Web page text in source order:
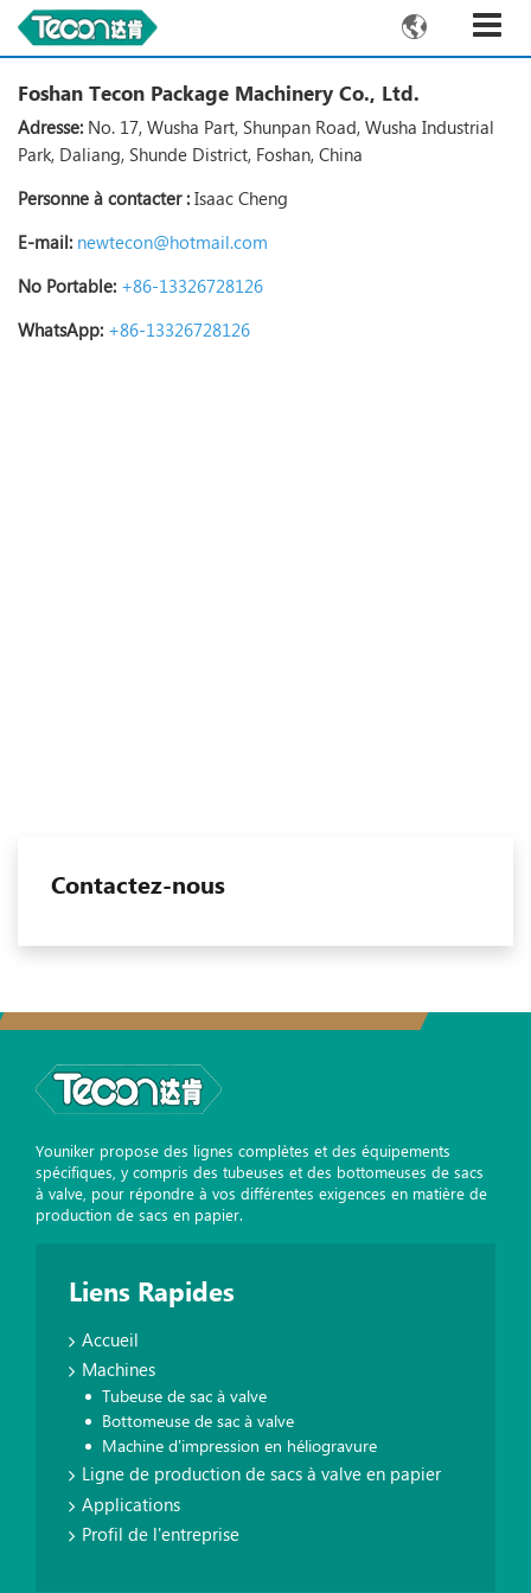

Foshan Tecon Package Machinery Co., Ltd.
Adresse: No. 17, Wusha Part, Shunpan Road, Wusha Industrial
Park, Daliang, Shunde District, Foshan, China
Personne à contacter : Isaac Cheng
E-mail: newtecon@hotmail.com
No Portable: +86-13326728126
WhatsApp: +86-13326728126
Contactez-nous
Youniker propose des lignes complètes et des équipements
spécifiques, y compris des tubeuses et des bottomeuses de sacs
à valve, pour répondre à vos différentes exigences en matière de
production de sacs en papier.
Liens Rapides
Accueil
Machines
Tubeuse de sac à valve
Bottomeuse de sac à valve
Machine d'impression en héliogravure
Ligne de production de sacs à valve en papier
Applications
Profil de l'entreprise